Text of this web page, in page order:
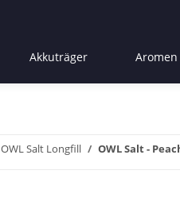
Akkuträger
OWL Salt Longfill OWL Salt -